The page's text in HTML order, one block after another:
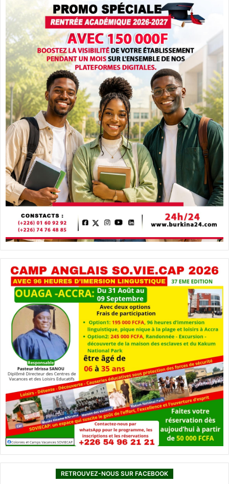
RETROUVEZ-NOUS SUR FACEBOOK